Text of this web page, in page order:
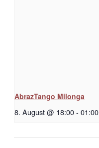
AbrazTango Milonga
8. August @ 18:00- 01:00